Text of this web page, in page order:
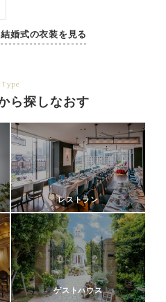
婚式の衣装を見る
Type
ら探しなおす
レストラン
ゲストハウス